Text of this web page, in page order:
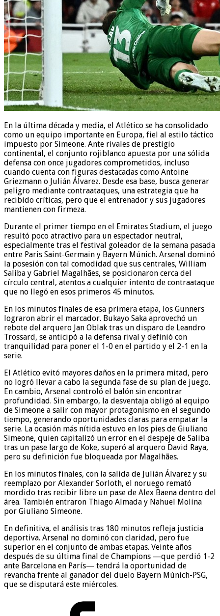
En la última década y media, el Atlético se ha consolidado
como un equipo importante en Europa, fiel al estilo táctico
impuesto por Simeone. Ante rivales de prestigio
continental, el conjunto rojiblanco apuesta por una sólida
defensa con once jugadores comprometidos, incluso
cuando cuenta con figuras destacadas como Antoine
Griezmann o Julián Álvarez. Desde esa base, busca generar
peligro mediante contraataques, una estrategia que ha
recibido críticas, pero que el entrenador y sus jugadores
mantienen con firmeza.
Durante el primer tiempo en el Emirates Stadium, el juego
resultó poco atractivo para un espectador neutral,
especialmente tras el festival goleador de la semana pasada
entre Paris Saint-Germain y Bayern Múnich. Arsenal dominó
la posesión con tal comodidad que sus centrales, William
Saliba y Gabriel Magalhães, se posicionaron cerca del
círculo central, atentos a cualquier intento de contraataque
que no llegó en esos primeros 45 minutos.
En los minutos finales de esa primera etapa, los Gunners
lograron abrir el marcador. Bukayo Saka aprovechó un
rebote del arquero Jan Oblak tras un disparo de Leandro
Trossard, se anticipó a la defensa rival y definió con
tranquilidad para poner el 1-0 en el partido y el 2-1 en la
serie.
El Atlético evitó mayores daños en la primera mitad, pero
no logró llevar a cabo la segunda fase de su plan de juego.
En cambio, Arsenal controló el balón sin encontrar
profundidad. Sin embargo, la desventaja obligó al equipo
de Simeone a salir con mayor protagonismo en el segundo
tiempo, generando oportunidades claras para empatar la
serie. La ocasión más nítida estuvo en los pies de Giuliano
Simeone, quien capitalizó un error en el despeje de Saliba
tras un pase largo de Koke, superó al arquero David Raya,
pero su definición fue bloqueada por Magalhães.
En los minutos finales, con la salida de Julián Álvarez y su
reemplazo por Alexander Sorloth, el noruego remató
mordido tras recibir libre un pase de Alex Baena dentro del
área. También entraron Thiago Almada y Nahuel Molina
por Giuliano Simeone.
En definitiva, el análisis tras 180 minutos refleja justicia
deportiva. Arsenal no dominó con claridad, pero fue
superior en el conjunto de ambas etapas. Veinte años
después de su última final de Champions —que perdió 1-2
ante Barcelona en París— tendrá la oportunidad de
revancha frente al ganador del duelo Bayern Múnich-PSG,
que se disputará este miércoles.